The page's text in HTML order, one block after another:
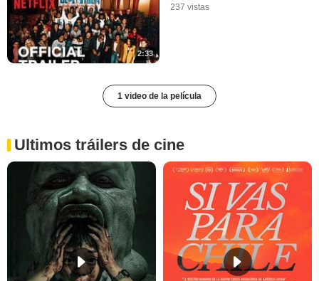
2:33
237 vistas
1 video de la película
Ultimos tráilers de cine